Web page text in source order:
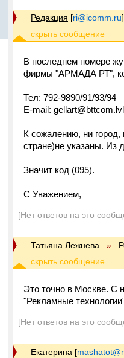
Редакция [ri@icomm.ru]
В последнем номере
фирмы "АРМАДА РТ",
Тел: 792-9890/91/93/94
E-mail:
К сожалению, ни
стране)не указаны. Из
Значит код (095).
С Уважением,
[Нет ответов на это
Татьяна Лежнева »
Это точно в Москве. С
"Рекламные
[Нет ответов на это
Екатерина [